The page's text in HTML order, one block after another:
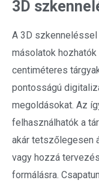
3D
A 3D
másolatok
centiméteres
pontosságú
megoldásokat. Az
felhasználhatók a
akár tetszőlegesen
vagy hozzá
formálásra.